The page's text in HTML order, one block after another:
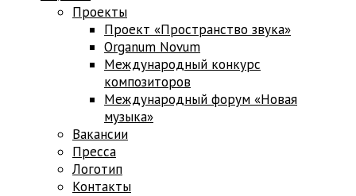
Проекты
Проект «Пространство звука»
Оrganum Novum
Международный конкурс
композиторов
Международный форум «Новая
музыка»
Вакансии
Пресса
Логотип
Контакты